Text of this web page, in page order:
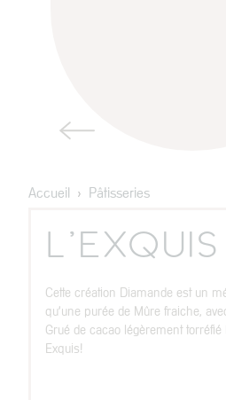
Accueil > Pâtisseries
L'EXQUIS
Cette création Diamande est un
qu'une purée de Mûre fraiche,
Grué de cacao légèrement
Exquis!
EN
4 rue Sedaine